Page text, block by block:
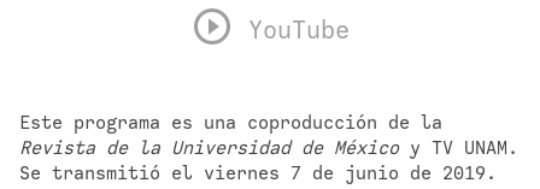
YouTube
Revista de la Universidad de México y TV UNAM.
Se transmitió el viernes 7 de junio de 2019.